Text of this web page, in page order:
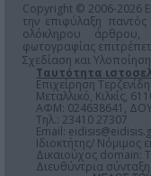
Copyright © 2006-2026
την επιφύλαξη
ολόκληρου
φωτογραφίας
Σχεδίαση και Υλοποίηση
Ταυτότητα
Επιχείρηση
Μεταλλικό, Κιλκίς,
ΑΦΜ: 024638641, ΔΟΥ
Τηλ.: 23410 27307
Email:
Ιδιοκτήτης/ Νόμιμος
Δικαιούχος domain:
Διευθύντρια